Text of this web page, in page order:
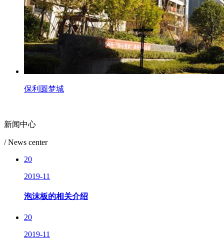
保利圆梦城
新闻中心
/ News center
20
2019-11
泡沫板的相关介绍
20
2019-11